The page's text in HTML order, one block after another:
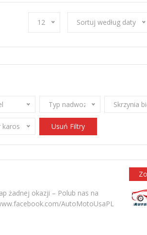
12 Sortuj według daty
Typ nadwozia Skrzynia
karoserii Usuń Filtry
żadnej okazji – Polub nas na
AutoMotoUsaPL